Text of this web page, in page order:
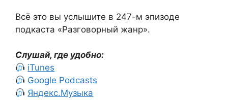
Всё это вы услышите в 247-м эпизоде
подкаста «Разговорный жанр».
Слушай, где удобно:
iTunes
Google Podcasts
Яндекс.Музыка